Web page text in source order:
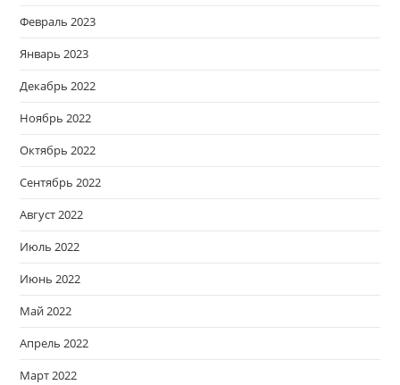
Февраль 2023
Январь 2023
Декабрь 2022
Ноябрь 2022
Октябрь 2022
Сентябрь 2022
Август 2022
Июль 2022
Июнь 2022
Май 2022
Апрель 2022
Март 2022